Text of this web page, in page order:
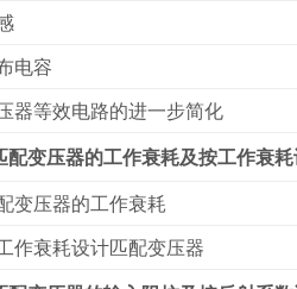
电容
器等效电路的进一步简化
配变压器的工作衰耗及按工作衰
变压器的工作衰耗
作衰耗设计匹配变压器